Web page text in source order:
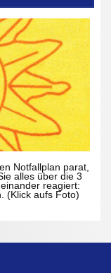
Notfallplan parat,
alles über die 3
reagiert:
(Klick aufs Foto)